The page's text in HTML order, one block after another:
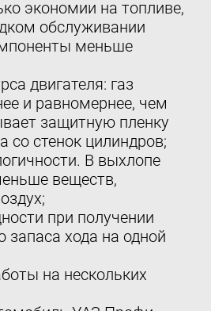
экономии на топливе,
обслуживании
меньше
двигателя: газ
и равномернее, чем
защитную пленку
со стенок цилиндров;
В выхлопе
веществ,
при получении
запаса хода на одной
на нескольких